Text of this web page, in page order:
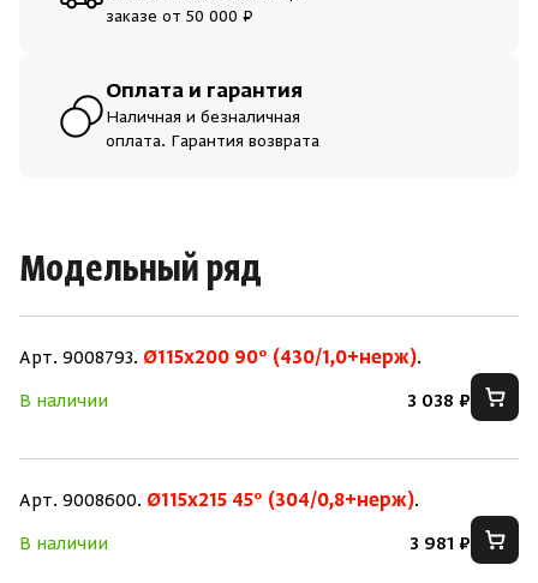
заказе от 50 000 ₽
Оплата и гарантия
Наличная и безналичная
оплата. Гарантия возврата
Модельный ряд
Арт. 9008793. Ø115х200 90° (430/1,0+нерж).
В наличии
3 038 ₽
Арт. 9008600. Ø115х215 45° (304/0,8+нерж).
В наличии
3 981 ₽